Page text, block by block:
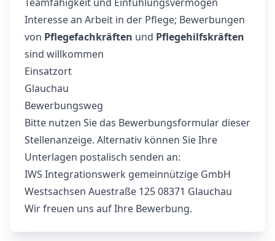
Interesse an Arbeit in der Pflege; Bewerbungen
von Pflegefachkräften und Pflegehilfskräften
sind willkommen
Einsatzort
Glauchau
Bewerbungsweg
Bitte nutzen Sie das Bewerbungsformular dieser
Stellenanzeige. Alternativ können Sie Ihre
Unterlagen postalisch senden an:
IWS Integrationswerk gemeinnützige GmbH
Westsachsen Auestraße 125 08371 Glauchau
Wir freuen uns auf Ihre Bewerbung.